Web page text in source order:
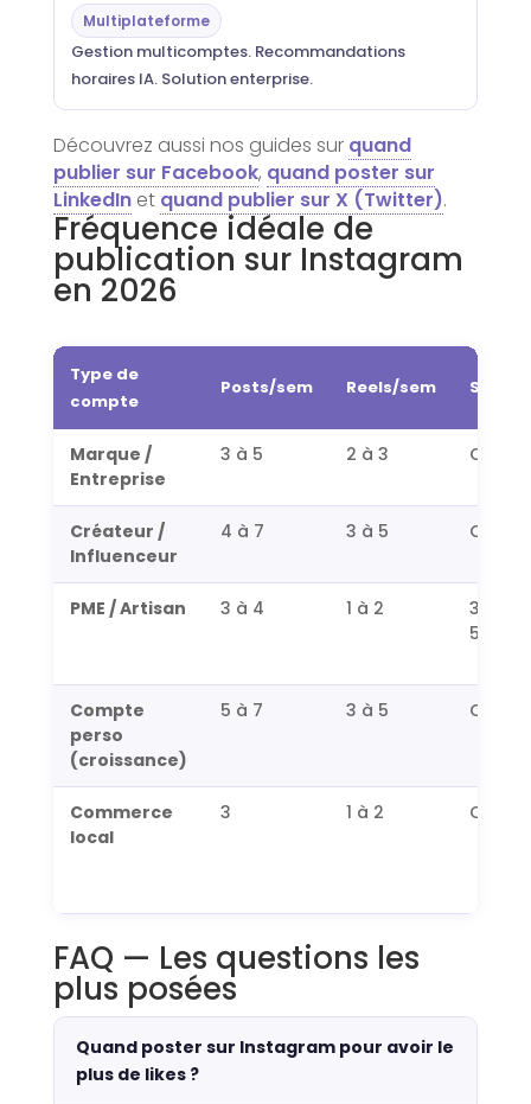
Multiplateforme
Gestion multicomptes. Recommandations
horaires IA. Solution enterprise.
Découvrez aussi nos guides sur quand
publier sur Facebook, quand poster sur
LinkedInet quand publier sur X (Twitter).
Fréquence idéale de
publication sur Instagram
en 2026
Type de
compte
Posts/sem Reels/sem Stories
Marque /
Entreprise
3 à 5 2 à 3
Créateur /
Influenceur
4 à 7 3 à 5
PME / Artisan 3 à 4 1 à 2
3 à
5/sem
Compte
perso
(croissance)
5 à 7 3 à 5
Commerce
local
3 1 à 2
FAQ — Les questions les
plus posées
Quand poster sur Instagram pour avoir le
plus de likes ?